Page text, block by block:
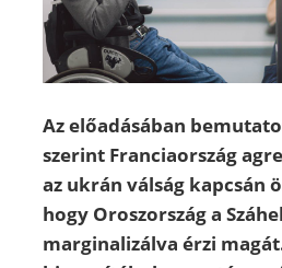
Az előadásában
szerint Franciaország
az ukrán válság kapcsán
hogy Oroszország a
marginalizálva érzi